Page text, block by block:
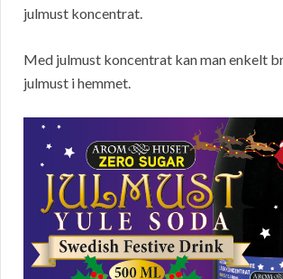
julmust koncentrat.
Med julmust koncentrat kan man enkelt
julmust i hemmet.